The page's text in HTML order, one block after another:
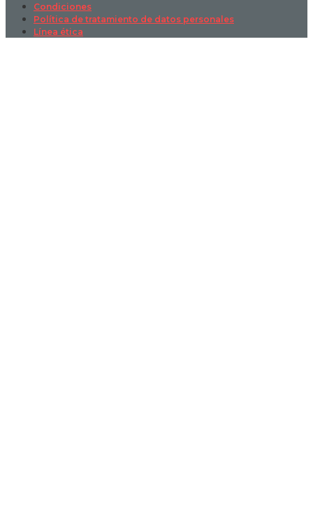
Condiciones
Política de tratamiento de datos personales
Línea ética